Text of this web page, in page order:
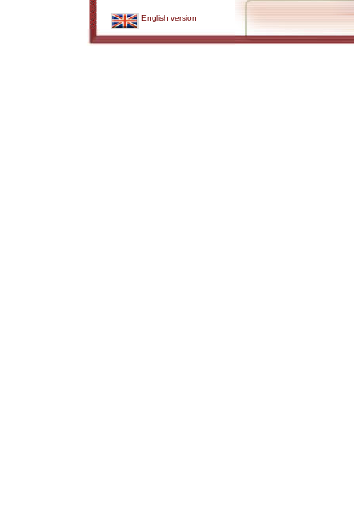
English version